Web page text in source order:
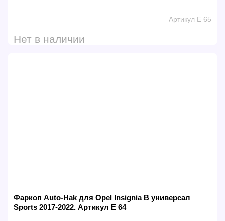
Артикул E 65
Нет в наличии
Фаркоп Auto-Hak для Opel Insignia B универсал
Sports 2017-2022. Артикул E 64